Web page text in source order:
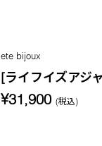
ete bijoux
[ライフイズアジ
¥31,900 (税込)